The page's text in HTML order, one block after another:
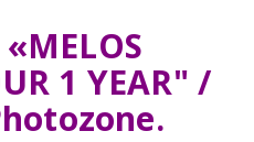
«MELOS
1 YEAR" /